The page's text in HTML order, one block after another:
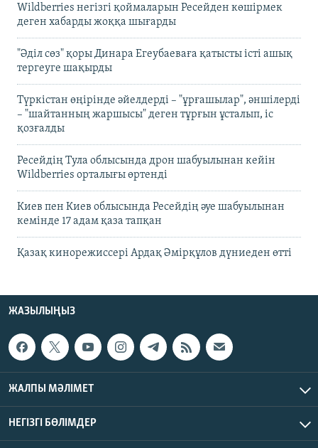
Wildberries негізгі қоймаларын Ресейден көшірмек
деген хабарды жоққа шығарды
"Әділ сөз" қоры Динара Егеубаеваға қатысты істі ашық
тергеуге шақырды
Түркістан өңірінде әйелдерді – "ұрғашылар", әншілерді
– "шайтанның жаршысы" деген тұрғын ұсталып, іс
қозғалды
Ресейдің Тула облысында дрон шабуылынан кейін
Wildberries орталығы өртенді
Киев пен Киев облысында Ресейдің әуе шабуылынан
кемінде 17 адам қаза тапқан
Қазақ кинорежиссері Ардақ Әмірқұлов дүниеден өтті
ЖАЗЫЛЫҢЫЗ
ЖАЛПЫ МӘЛІМЕТ
НЕГІЗГІ БӨЛІМДЕР